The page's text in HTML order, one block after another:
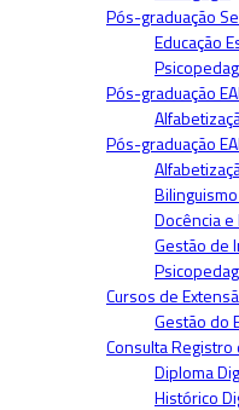
Pós-graduação
Educação
Pós-graduação
Pós-graduação
Docência
Gestão de
Cursos de
Gestão do
Consulta
Diploma
Histórico